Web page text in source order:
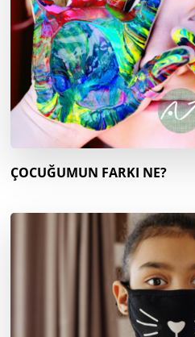
ÇOCUĞUMUN FARKI NE?